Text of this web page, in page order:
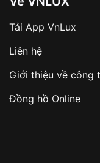
Tải App VnLux
Liên hệ
Giới thiệu về công
Đồng hồ Online